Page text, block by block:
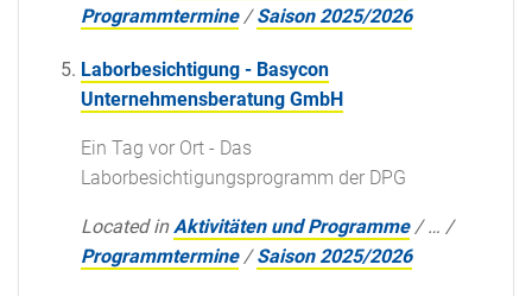
Programmtermine /Saison 2025/2026
Laborbesichtigung - Basycon
Unternehmensberatung GmbH
Ein Tag vor Ort - Das
Laborbesichtigungsprogramm der DPG
Located in Aktivitäten und Programme /… /
Programmtermine /Saison 2025/2026